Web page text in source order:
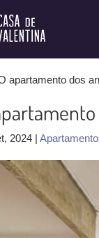
apartamento dos
2024 |